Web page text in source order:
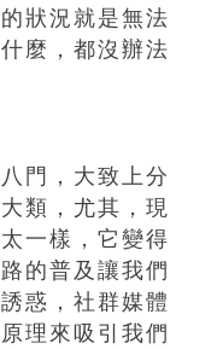
狀況就是無法
麼，都沒辦法
門，大致上分
類，尤其，現
一樣，它變得
的普及讓我們
惑，社群媒體
理來吸引我們